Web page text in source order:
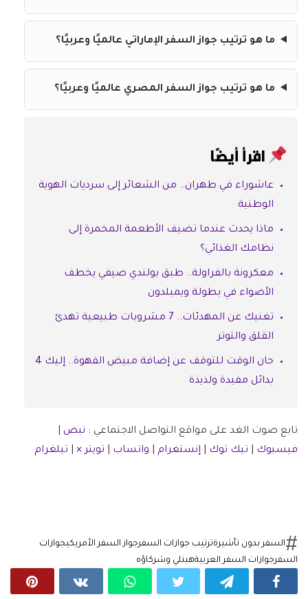
ما هو ترتيب جواز السفر الإماراتي عالميًا وعربيًا؟
ما هو ترتيب جواز السفر المصري عالميًا وعربيًا؟
اقرأ أيضًا
عاشوراء في طهران.. من الشعائر إلى سرديات الهوية
الوطنية
ماذا يحدث عندما تضيف الأطعمة المخمرة إلى
نظامك الغذائي؟
معكرونة بالفراولة.. طبق بولندي صيفي يخطف
الأضواء في بطولة ويمبلدون
تغنيك عن المهدئات.. 7 مشروبات طبيعية تهدئ
القلق والتوتر
حان الوقت للتوقف عن إضافة مبيض القهوة.. إليك 4
بدائل مفيدة ولذيذة
تابع صوت الغد على مواقع التواصل الاجتماعي : نبض
فيسبوك
تيك توك إنستغرام واتساب تويتر × تيلغرام
السفر بدون تأشيرةترتيب جوازات السفر جواز السفر الأمريكيجوازات
السفر جوازات السفر العربيةهينلي وشركاؤه